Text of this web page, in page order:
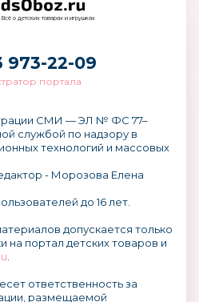
Всё о детских товарах и игрушках
973-22-09
портала
СМИ — ЭЛ № ФС 77–
службой по надзору в
технологий и массовых
- Морозова Елена
до 16 лет.
допускается только
на портал детских товаров и
ответственность за
размещаемой